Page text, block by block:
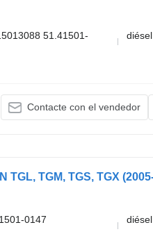
51.41501-
diésel
Contacte con el vendedor
0147
diésel